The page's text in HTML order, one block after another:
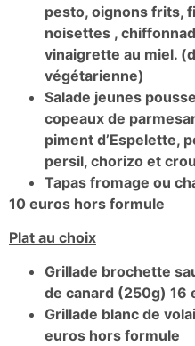
pesto, oignons frits,
noisettes ,
vinaigrette au miel.
végétarienne)
Salade jeunes
copeaux de
piment d’Espelette,
persil, chorizo et
Tapas fromage ou
10 euros hors formule
Plat au choix
Grillade brochette
de canard (250g) 16
Grillade blanc de
euros hors formule